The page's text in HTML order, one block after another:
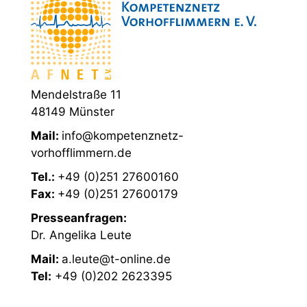
Mendelstraße 11
48149 Münster
Mail: info@kompetenznetz-
vorhofflimmern.de
Tel.: +49 (0)251 27600160
Fax: +49 (0)251 27600179
Presseanfragen:
Dr. Angelika Leute
Mail: a.leute@t-online.de
Tel: +49 (0)202 2623395